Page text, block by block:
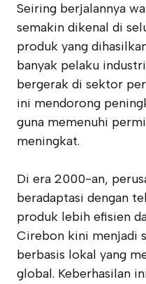
Seiring berjalannya
semakin dikenal di
produk yang
banyak pelaku
bergerak di sektor
ini mendorong
guna memenuhi
meningkat.
Di era 2000-an,
beradaptasi dengan
produk lebih efisien
Cirebon kini menjadi
berbasis lokal yang
global. Keberhasilan